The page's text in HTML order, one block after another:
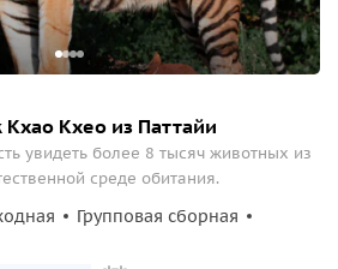
Кхео из Паттайи
увидеть более 8 тысяч животных из
среде обитания.
Групповая сборная